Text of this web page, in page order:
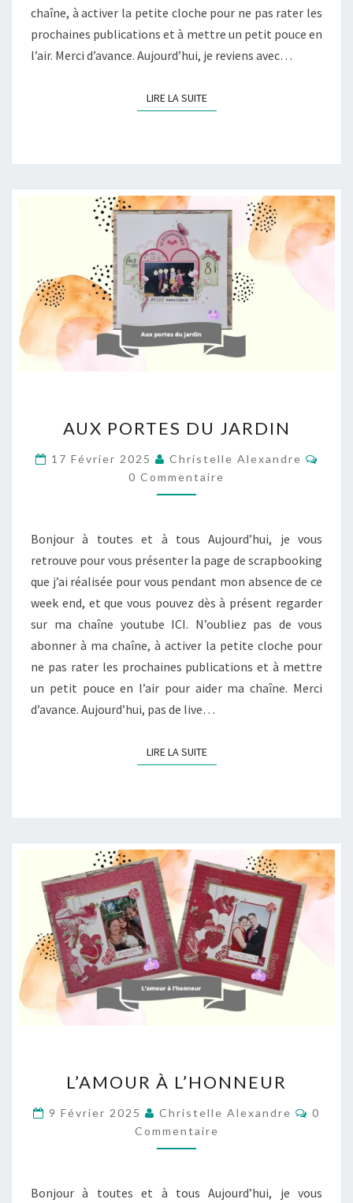
chaîne, à activer la petite cloche pour ne pas rater les
prochaines publications et à mettre un petit pouce en
l’air. Merci d’avance. Aujourd’hui, je reviens avec…
LIRE LA SUITELIRE LA SUITE
PORTES
DU
JARDIN
AUX PORTES DU JARDIN
17 Février 2025 Christelle Alexandre
0 Commentaire
Bonjour à toutes et à tous Aujourd’hui, je vous
retrouve pour vous présenter la page de scrapbooking
que j’ai réalisée pour vous pendant mon absence de ce
week end, et que vous pouvez dès à présent regarder
sur ma chaîne youtube ICI. N’oubliez pas de vous
abonner à ma chaîne, à activer la petite cloche pour
ne pas rater les prochaines publications et à mettre
un petit pouce en l’air pour aider ma chaîne. Merci
d’avance. Aujourd’hui, pas de live…
LIRE LA SUITELIRE LA SUITE
À
L’HONNEUR
L’AMOUR À L’HONNEUR
9 Février 2025 Christelle Alexandre
0
Commentaire
Bonjour à toutes et à tous Aujourd’hui, je vous